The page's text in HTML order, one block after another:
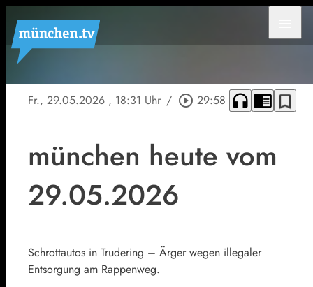
Fr., 29.05.2026 , 18:31 Uhr / play_circle_outline 29:58 headphones chrome_reader_mode bookmark_border
münchen heute vom
29.05.2026
Schrottautos in Trudering – Ärger wegen illegaler
Entsorgung am Rappenweg.